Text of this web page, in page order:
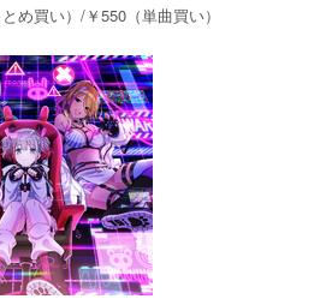
め買い）/￥550（単曲買い）